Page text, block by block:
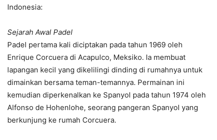
Indonesia:
Sejarah Awal Padel
Padel pertama kali diciptakan pada tahun 1969 oleh
Enrique Corcuera di Acapulco, Meksiko. Ia membuat
lapangan kecil yang dikelilingi dinding di rumahnya untuk
dimainkan bersama teman-temannya. Permainan ini
kemudian diperkenalkan ke Spanyol pada tahun 1974 oleh
Alfonso de Hohenlohe, seorang pangeran Spanyol yang
berkunjung ke rumah Corcuera.